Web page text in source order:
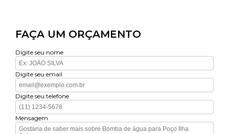
FAÇA UM ORÇAMENTO
Digite seu nome
Digite seu email
Digite seu telefone
Mensagem